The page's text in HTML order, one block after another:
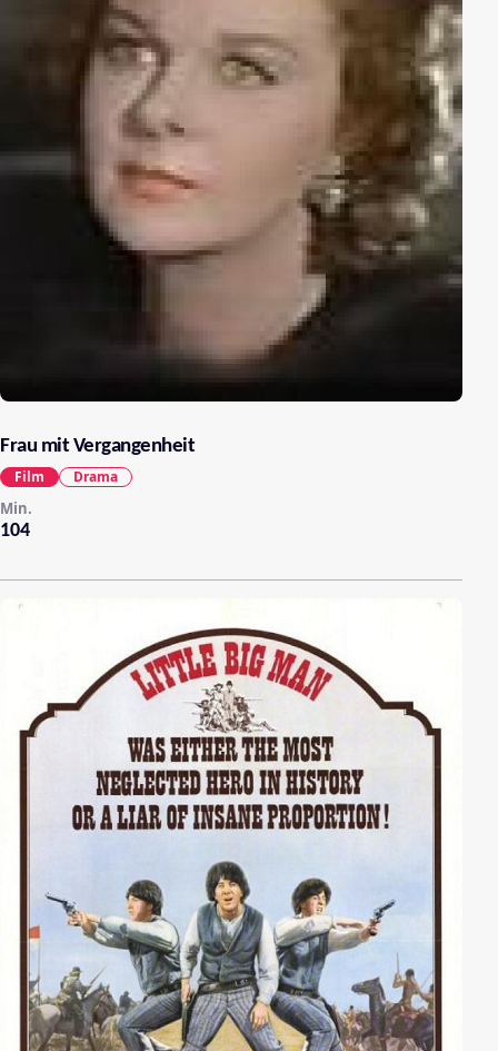
Frau mit Vergangenheit
104
Min.
Film Drama